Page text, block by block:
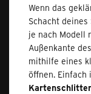
Wenn das
Schacht
je nach Modell
Außenkante
mithilfe eines
öffnen. Einfach